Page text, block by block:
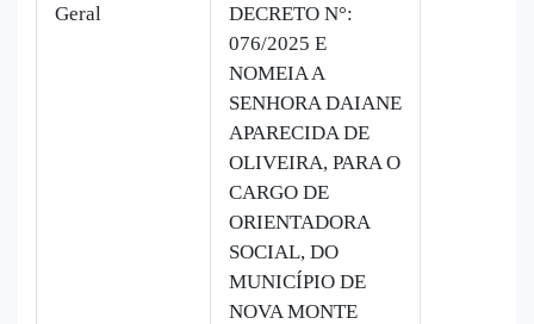
Geral
DECRETO N°:
076/2025 E
NOMEIA A
SENHORA DAIANE
APARECIDA DE
OLIVEIRA, PARA O
CARGO DE
ORIENTADORA
SOCIAL, DO
MUNICÍPIO DE
NOVA MONTE